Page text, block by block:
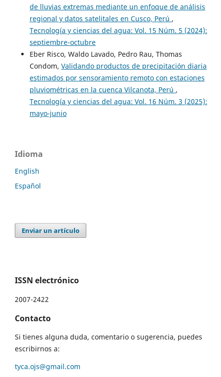
de lluvias extremas mediante un enfoque de análisis
regional y datos satelitales en Cusco, Perú ,
Tecnología y ciencias del agua: Vol. 15 Núm. 5 (2024):
septiembre-octubre
Eber Risco, Waldo Lavado, Pedro Rau, Thomas
Condom, Validando productos de precipitación diaria
estimados por sensoramiento remoto con estaciones
pluviométricas en la cuenca Vilcanota, Perú ,
Tecnología y ciencias del agua: Vol. 16 Núm. 3 (2025):
mayo-junio
Idioma
English
Español
Enviar un artículo
ISSN electrónico
2007-2422
Contacto
Si tienes alguna duda, comentario o sugerencia, puedes
escribirnos a:
tyca.ojs@gmail.com